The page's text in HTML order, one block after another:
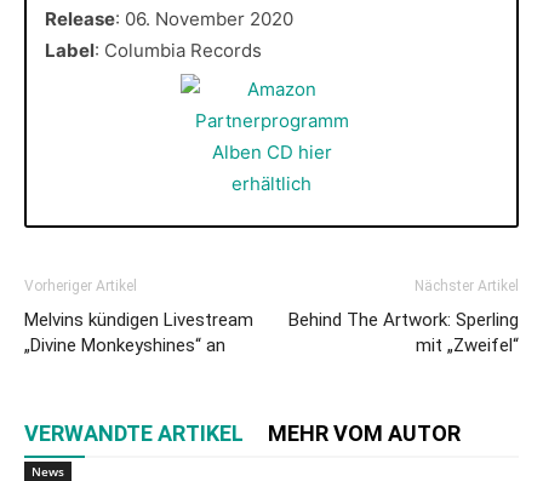
Release: 06. November 2020
Label: Columbia Records
Vorheriger Artikel
Melvins kündigen Livestream
„Divine Monkeyshines“ an
Nächster Artikel
Behind The Artwork: Sperling
mit „Zweifel“
VERWANDTE ARTIKEL MEHR VOM AUTOR
News